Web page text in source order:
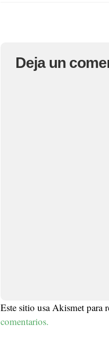
Deja un
Este sitio usa Akismet para
comentarios.